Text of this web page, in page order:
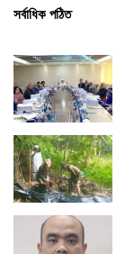
সর্বাধিক পঠিত